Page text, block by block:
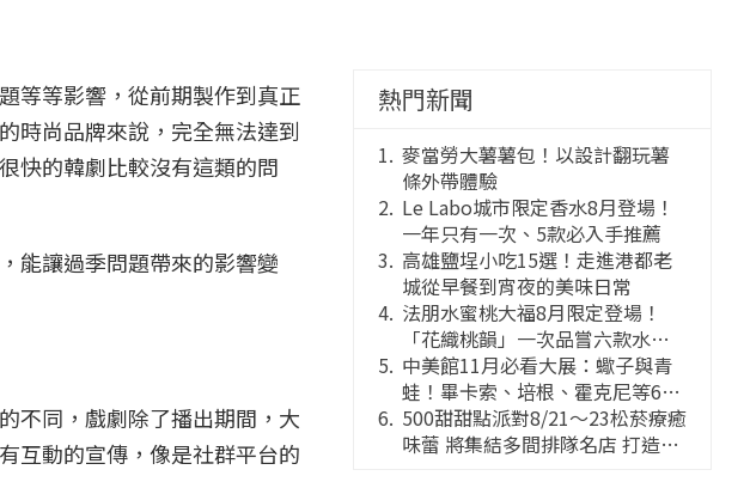
等等影響，從前期製作到真正
時尚品牌來說，完全無法達到
快的韓劇比較沒有這類的問
能讓過季問題帶來的影響變
不同，戲劇除了播出期間，大
互動的宣傳，像是社群平台的
熱門新聞
麥當勞大薯薯包！以設計翻玩薯
條外帶體驗
Le Labo城市限定香水8月登場！
一年只有一次、5款必入手推薦
高雄鹽埕小吃15選！走進港都老
城從早餐到宵夜的美味日常
法朋水蜜桃大福8月限定登場！
「花織桃韻」一次品嘗六款水蜜
桃花果大福
中美館11月必看大展：蠍子與青
蛙！畢卡索、培根、霍克尼等66
件國巨典藏亮相
500甜甜點派對8/21～23松菸療癒
味蕾 將集結多間排隊名店 打造靈